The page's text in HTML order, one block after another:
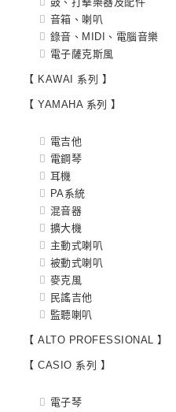
音箱、喇叭
錄音、MIDI、電腦音樂
電子薩克斯風
【 KAWAI 系列 】
【 YAMAHA 系列 】
電吉他
電鋼琴
耳機
PA系統
混音器
擴大機
主動式喇叭
被動式喇叭
麥克風
民謠吉他
監聽喇叭
【 ALTO PROFESSIONAL 】
【 CASIO 系列 】
電子琴